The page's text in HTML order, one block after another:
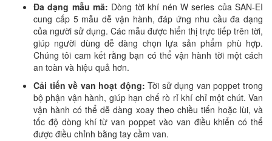
Đa dạng mẫu mã: Dòng tời khí nén W series của SAN-EI
cung cấp 5 mẫu dễ vận hành, đáp ứng nhu cầu đa dạng
của người sử dụng. Các mẫu được hiển thị trực tiếp trên tời,
giúp người dùng dễ dàng chọn lựa sản phẩm phù hợp.
Chúng tôi cam kết rằng bạn có thể vận hành tời một cách
an toàn và hiệu quả hơn.
Cải tiến về van hoạt động: Tời sử dụng van poppet trong
bộ phận vận hành, giúp hạn chế rò rỉ khí chỉ một chút. Van
vận hành có thể dễ dàng xoay theo chiều tiến hoặc lùi, và
tốc độ dòng khí từ van poppet vào van điều khiển có thể
được điều chỉnh bằng tay cầm van.